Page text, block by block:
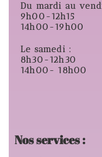
Du mardi au
9h00-12h15
14h00-19h00
Le samedi :
8h30-12h30
14h00- 18h00
Nos services :